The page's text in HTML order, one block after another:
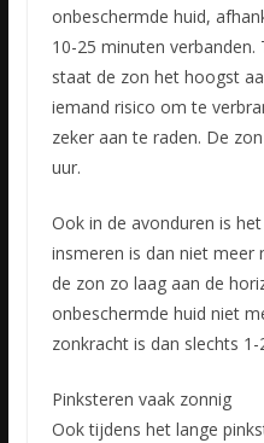
onbeschermde huid,
10-25 minuten verbanden.
staat de zon het hoogst
iemand risico om te
zeker aan te raden. De
uur.
Ook in de avonduren is
insmeren is dan niet meer
de zon zo laag aan de
onbeschermde huid niet
zonkracht is dan slechts 1-
Pinksteren vaak zonnig
Ook tijdens het lange